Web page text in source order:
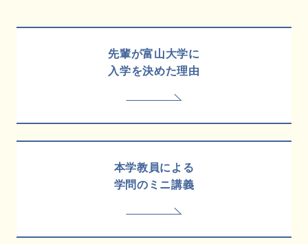
先輩が富山大学に
入学を決めた理由
本学教員による
学問のミニ講義